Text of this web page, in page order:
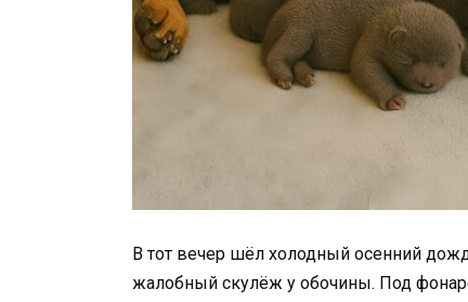
В тот вечер шёл холодный осенний
жалобный скулёж у обочины. Под